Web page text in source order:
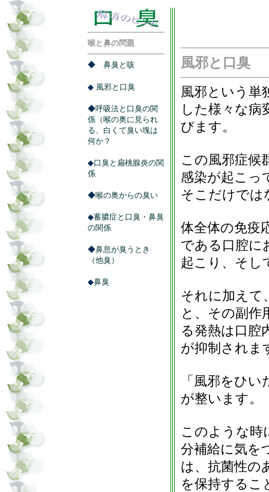
喉と鼻の問題
◆ 鼻臭と咳
◆ 風邪と口臭
◆呼吸法と口臭の関
係（喉の奥に見られ
る、白くて臭い塊は
何か？
◆口臭と扁桃腺炎の関
係
◆喉の奥からの臭い
◆蓄膿症と口臭・鼻臭
の関係
◆鼻息が臭うとき
（他臭）
◆鼻臭
風邪と口臭
風邪という単
した様々な病
びます。
この風邪症候
感染が起こっ
そこだけでは
体全体の免疫
である口腔に
起こり、そし
それに加えて
と、その副作
る発熱は口腔
が抑制されま
「風邪をひ
が整います。
このような時
分補給に気を
は、抗菌性の
を保持するこ